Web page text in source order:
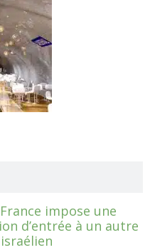
impose une
d’entrée à un autre